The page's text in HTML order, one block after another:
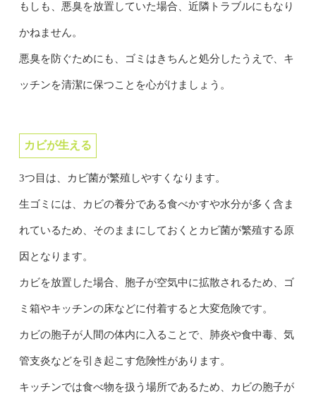
もしも、悪臭を放置していた場合、近隣トラブルにもなり
かねません。
悪臭を防ぐためにも、ゴミはきちんと処分したうえで、キ
ッチンを清潔に保つことを心がけましょう。
カビが生える
3つ目は、カビ菌が繁殖しやすくなります。
生ゴミには、カビの養分である食べかすや水分が多く含ま
れているため、そのままにしておくとカビ菌が繁殖する原
因となります。
カビを放置した場合、胞子が空気中に拡散されるため、ゴ
ミ箱やキッチンの床などに付着すると大変危険です。
カビの胞子が人間の体内に入ることで、肺炎や食中毒、気
管支炎などを引き起こす危険性があります。
キッチンでは食べ物を扱う場所であるため、カビの胞子が